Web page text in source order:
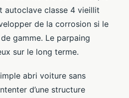
autoclave classe 4 vieillit
de la corrosion si le
gamme. Le parpaing
sur le long terme.
abri voiture sans
d’une structure